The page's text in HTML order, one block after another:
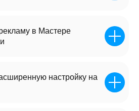
в Мастере
настройку на
готовую
пожизненно